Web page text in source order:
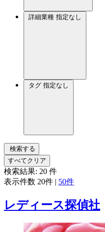
詳細業種 指定なし
タグ 指定なし
検索する
すべてクリア
検索結果: 20 件
表示件数 20件 | 50件
レディース探偵社